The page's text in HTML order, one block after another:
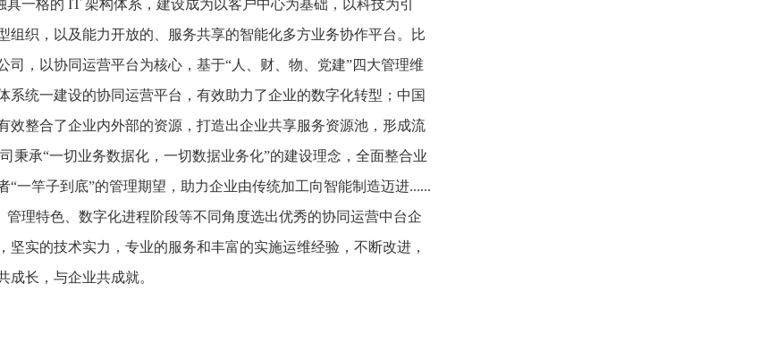
一格的 IT 架构体系，建设成为以客户中心为基础，以科技为引
织，以及能力开放的、服务共享的智能化多方业务协作平台。比
，以协同运营平台为核心，基于“人、财、物、党建”四大管理维
统一建设的协同运营平台，有效助力了企业的数字化转型；中国
整合了企业内外部的资源，打造出企业共享服务资源池，形成流
秉承“一切业务数据化，一切数据业务化”的建设理念，全面整合业
一竿子到底”的管理期望，助力企业由传统加工向智能制造迈进......
理特色、数字化进程阶段等不同角度选出优秀的协同运营中台企
实的技术实力，专业的服务和丰富的实施运维经验，不断改进，
成长，与企业共成就。